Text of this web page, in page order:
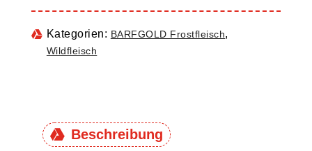
Kategorien: BARFGOLD Frostfleisch,
Wildfleisch
Beschreibung